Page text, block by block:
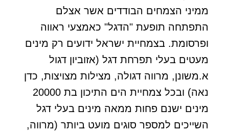
ממיני הצמחים הבודדים אשר אצלם
התפתחה תופעת "הדגל" כאמצעי ראווה
ופרסומת. בצמחיית ישראל ידועים רק מינים
מעטים בעלי תפרחת דגל (אזוביון דגול
א.משונן, מרווה דגולה, מצילות מצויצות, כדן
נאה) ובכל צמחיית הים התיכון בת 20000
מינים ישנם פחות ממאה מינים בעלי דגל
השייכים למספר סוגים מועט ביותר (מרווה,